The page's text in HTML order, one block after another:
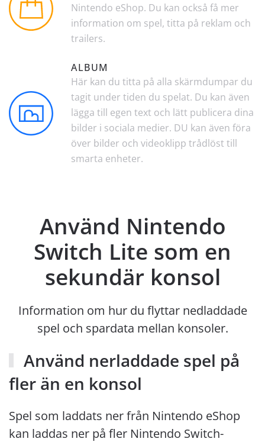
Nintendo eShop. Du kan också få mer
information om spel, titta på reklam och
trailers.
ALBUM
Här kan du titta på alla skärmdumpar du
tagit under tiden du spelat. Du kan även
lägga till egen text och lätt publicera dina
bilder i sociala medier. DU kan även föra
över bilder och videoklipp trådlöst till
smarta enheter.
Använd Nintendo
Switch Lite som en
sekundär konsol
Information om hur du flyttar nedladdade
spel och spardata mellan konsoler.
Använd nerladdade spel på
fler än en konsol
Spel som laddats ner från Nintendo eShop
kan laddas ner på fler Nintendo Switch-